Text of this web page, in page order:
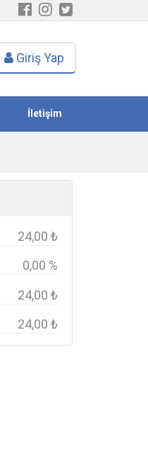
Giriş Yap
İletişim
24,00 ₺
0,00 %
24,00 ₺
24,00 ₺